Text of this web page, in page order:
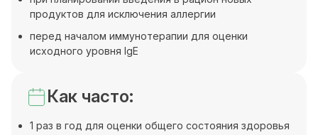
продуктов для исключения аллергии
перед началом иммунотерапии для оценки
исходного уровня IgE
Как часто:
1 раз в год для оценки общего состояния здоровья